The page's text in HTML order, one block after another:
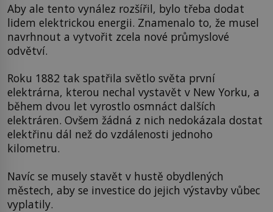
Aby ale tento vynález rozšířil, bylo třeba dodat
lidem elektrickou energii. Znamenalo to, že musel
navrhnout a vytvořit zcela nové průmyslové
odvětví.
Roku 1882 tak spatřila světlo světa první
elektrárna, kterou nechal vystavět v New Yorku, a
během dvou let vyrostlo osmnáct dalších
elektráren. Ovšem žádná z nich nedokázala dostat
elektřinu dál než do vzdálenosti jednoho
kilometru.
Navíc se musely stavět v hustě obydlených
městech, aby se investice do jejich výstavby vůbec
vyplatily.